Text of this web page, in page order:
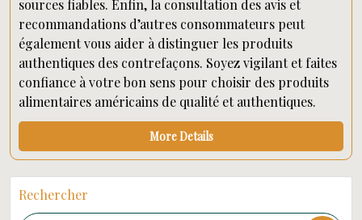
sources fiables. Enfin, la consultation des avis et
recommandations d’autres consommateurs peut
également vous aider à distinguer les produits
authentiques des contrefaçons. Soyez vigilant et faites
confiance à votre bon sens pour choisir des produits
alimentaires américains de qualité et authentiques.
More Details
Rechercher